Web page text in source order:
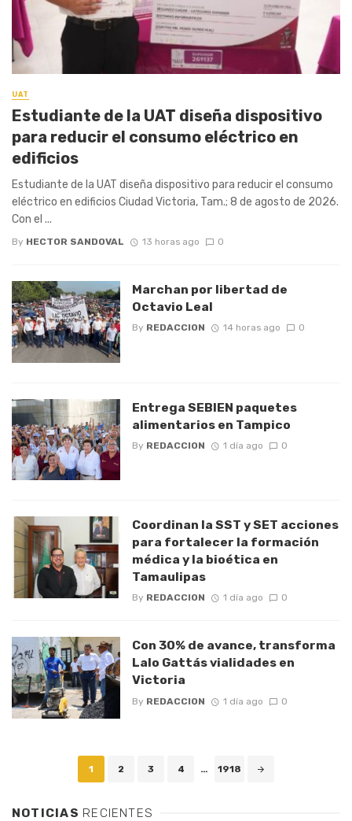
UAT
Estudiante de la UAT diseña dispositivo
para reducir el consumo eléctrico en
edificios
Estudiante de la UAT diseña dispositivo para reducir el consumo
eléctrico en edificios Ciudad Victoria, Tam.; 8 de agosto de 2026.
Con el ...
By HECTOR SANDOVAL 13 horas ago 0
Marchan por libertad de
Octavio Leal
By REDACCION 14 horas ago 0
Entrega SEBIEN paquetes
alimentarios en Tampico
By REDACCION 1 día ago 0
Coordinan la SST y SET acciones
para fortalecer la formación
médica y la bioética en
Tamaulipas
By REDACCION 1 día ago 0
Con 30% de avance, transforma
Lalo Gattás vialidades en
Victoria
By REDACCION 1 día ago 0
1 2 3 4 … 1918
NOTICIAS RECIENTES